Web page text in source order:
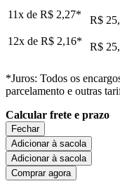
11x de R$ 2,27*
R$
12x de R$ 2,16* R$
*Juros: Todos os
parcelamento e outras
Calcular frete e prazo
Fechar
Adicionar à sacola
Adicionar à sacola
Comprar agora